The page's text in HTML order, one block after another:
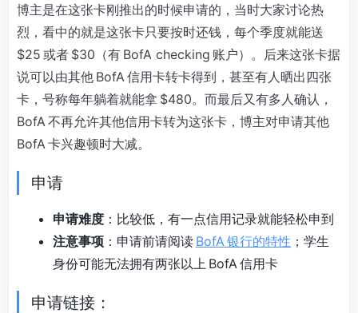
博主是在这张卡刚推出的时候申请的，当时大家讨论热
烈，看中的就是这张卡只要按时还钱，每个季度就能送
$25 或者 $30（有 BofA checking 账户）。后来这张卡据
说可以由其他 BofA 信用卡转卡得到，甚至有人晒出四张
卡，号称每年躺着就能拿 $480。而最后又有多人确认，
BofA 不再允许其他信用卡转为这张卡，博主对申请其他
BofA 卡兴趣顿时大减。
申请
申请难度 ：比较低，有一点信用记录就能轻松申到
注意事项 ：申请前请阅读 BofA 银行的特性 ；学生
身份可能无法拥有两张以上 BofA 信用卡
申请链接：